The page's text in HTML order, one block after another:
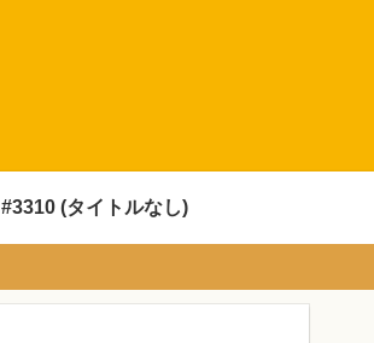
#3310 (タイトルなし)